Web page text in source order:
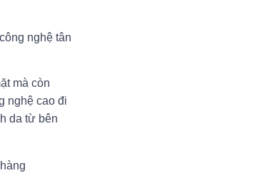
nghệ tân
mà còn
nghệ cao đi
da từ bên